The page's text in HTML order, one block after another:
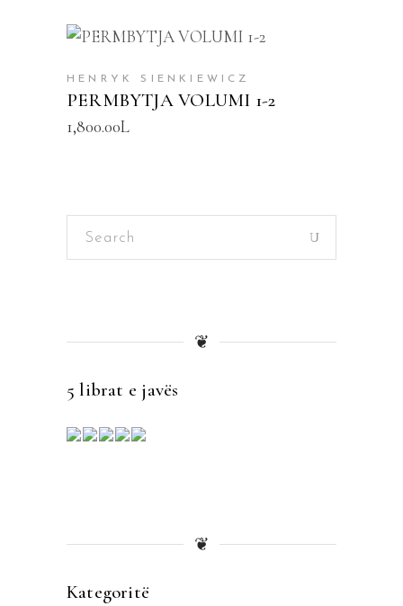
SHTOJE NË SHPORTË
HENRYK SIENKIEWICZ
PERMBYTJA VOLUMI 1-2
1,800.00L
Search
❦
5 librat e javës
❦
Kategoritë